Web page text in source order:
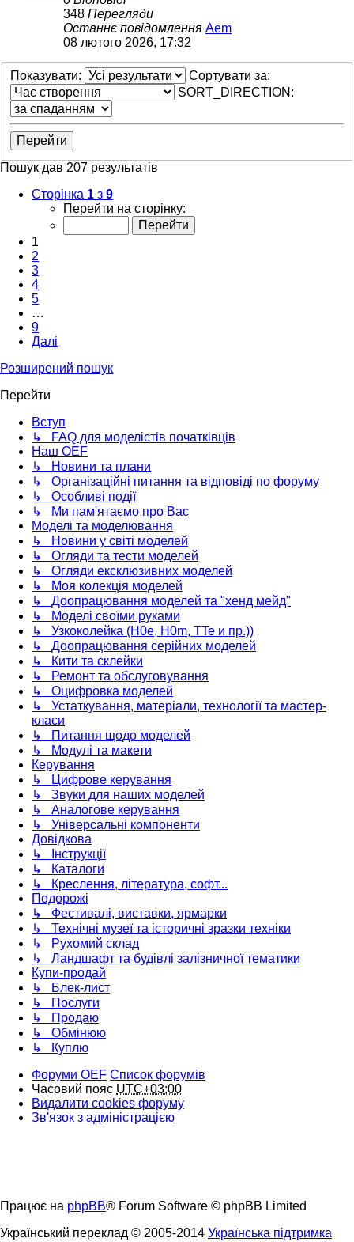
348 Перегляди
Останнє повідомлення Aem
08 лютого 2026, 17:32
Показувати:
Сортувати за:
SORT_DIRECTION:
Пошук дав 207 результатів
Сторінка 1 з 9
Перейти на сторінку:
1
2
3
4
5
…
9
Далі
Розширений пошук
Перейти
Вступ
↳ FAQ для моделістів початківців
Наш OEF
↳ Новини та плани
↳ Організаційні питання та відповіді по форуму
↳ Особливі події
↳ Ми пам'ятаємо про Вас
Моделі та моделювання
↳ Новини у світі моделей
↳ Огляди та тести моделей
↳ Огляди ексклюзивних моделей
↳ Моя колекція моделей
↳ Доопрацювання моделей та "хенд мейд"
↳ Моделі своїми руками
↳ Узкоколейка (H0e, H0m, TTe и пр.))
↳ Доопрацювання серійних моделей
↳ Кити та склейки
↳ Ремонт та обслуговування
↳ Оцифровка моделей
↳ Устаткування, матеріали, технології та мастер-
класи
↳ Питання щодо моделей
↳ Модулі та макети
Керування
↳ Цифрове керування
↳ Звуки для наших моделей
↳ Аналогове керування
↳ Універсальні компоненти
Довідкова
↳ Інструкції
↳ Каталоги
↳ Креслення, література, софт...
Подорожі
↳ Фестивалі, виставки, ярмарки
↳ Технічні музеї та історичні зразки техніки
↳ Рухомий склад
↳ Ландшафт та будівлі залізничної тематики
Купи-продай
↳ Блек-лист
↳ Послуги
↳ Продаю
↳ Обмінюю
↳ Куплю
Форуми OEF Список форумів
Часовий пояс UTC+03:00
Видалити cookies форуму
Зв'язок з адміністрацією
Працює на phpBB® Forum Software © phpBB Limited
Український переклад © 2005-2014 Українська підтримка